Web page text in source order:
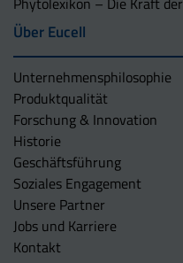
Über Eucell
Unternehmens­philosophie
Produktqualität
Forschung & Innovation
Historie
Geschäftsführung
Soziales Engagement
Unsere Partner
Jobs und Karriere
Kontakt